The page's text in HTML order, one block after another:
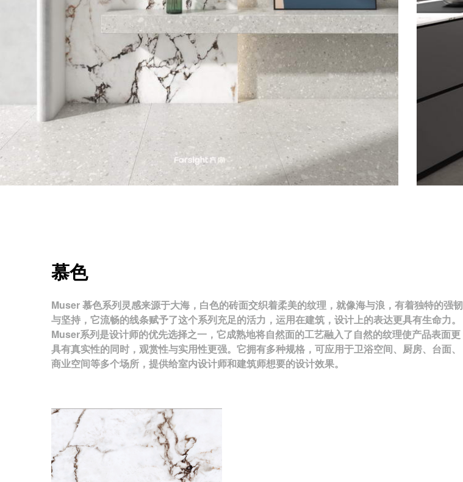
慕色
Muser 慕色系列灵感来源于大海，白色的砖面交织着柔美的纹理，就像海与浪，有着独特的强韧
与坚持，它流畅的线条赋予了这个系列充足的活力，运用在建筑，设计上的表达更具有生命力。
Muser系列是设计师的优先选择之一，它成熟地将自然面的工艺融入了自然的纹理使产品表面更
具有真实性的同时，观赏性与实用性更强。它拥有多种规格，可应用于卫浴空间、厨房、台面、
商业空间等多个场所，提供给室内设计师和建筑师想要的设计效果。